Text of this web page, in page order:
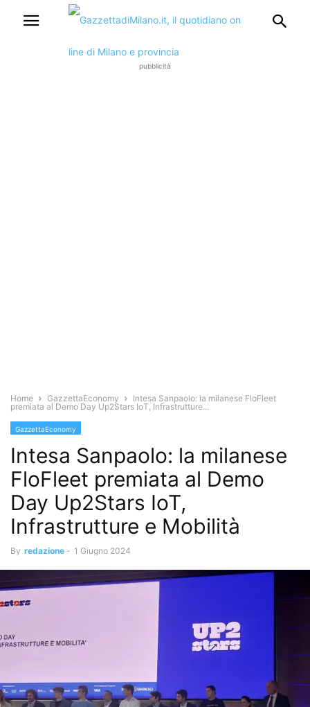
pubblicità
Home GazzettaEconomy
Intesa Sanpaolo: la milanese FloFleet
premiata al Demo Day Up2Stars IoT, Infrastrutture...
GazzettaEconomy
Intesa Sanpaolo: la milanese
FloFleet premiata al Demo
Day Up2Stars IoT,
Infrastrutture e Mobilità
By redazione - 1 Giugno 2024